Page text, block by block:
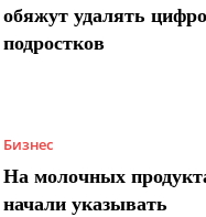
обяжут удалять
подростков
Бизнес
На молочных
начали указывать